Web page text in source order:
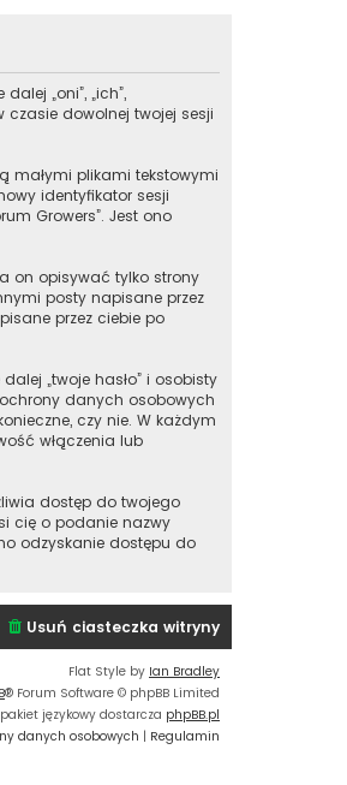
„oni”, „ich”,
czasie dowolnej twojej sesji
małymi plikami tekstowymi
identyfikator sesji
Growers”. Jest ono
on opisywać tylko strony
posty napisane przez
przez ciebie po
„twoje hasło” i osobisty
danych osobowych
czy nie. W każdym
włączenia lub
dostęp do twojego
cię o podanie nazwy
odzyskanie dostępu do
Usuń ciasteczka witryny
Flat Style by Ian Bradley
® Forum Software © phpBB Limited
językowy dostarcza phpBB.pl
danych osobowych | Regulamin